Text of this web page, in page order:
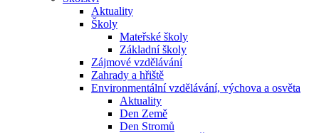
Aktuality
Školy
Mateřské školy
Základní školy
Zájmové vzdělávání
Zahrady a hřiště
Environmentální vzdělávání, výchova a osvěta
Aktuality
Den Země
Den Stromů